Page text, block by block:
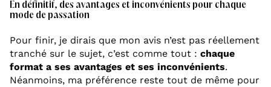
En définitif, des avantages et inconvénients pour chaque
mode de passation
Pour finir, je dirais que mon avis n’est pas réellement
tranché sur le sujet, c’est comme tout : chaque
format a ses avantages et ses inconvénients.
Néanmoins, ma préférence reste tout de même pour